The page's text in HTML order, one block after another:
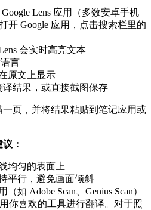
Google Lens 应用（多数安卓手机
打开 Google 应用，点击搜索栏里的
会实时高亮文本
言
原文上显示
结果，或直接截图保存
页，并将结果粘贴到笔记应用或
：
均匀的表面上
平行，避免画面倾斜
如 Adobe Scan、Genius Scan）
你喜欢的工具进行翻译。对于照